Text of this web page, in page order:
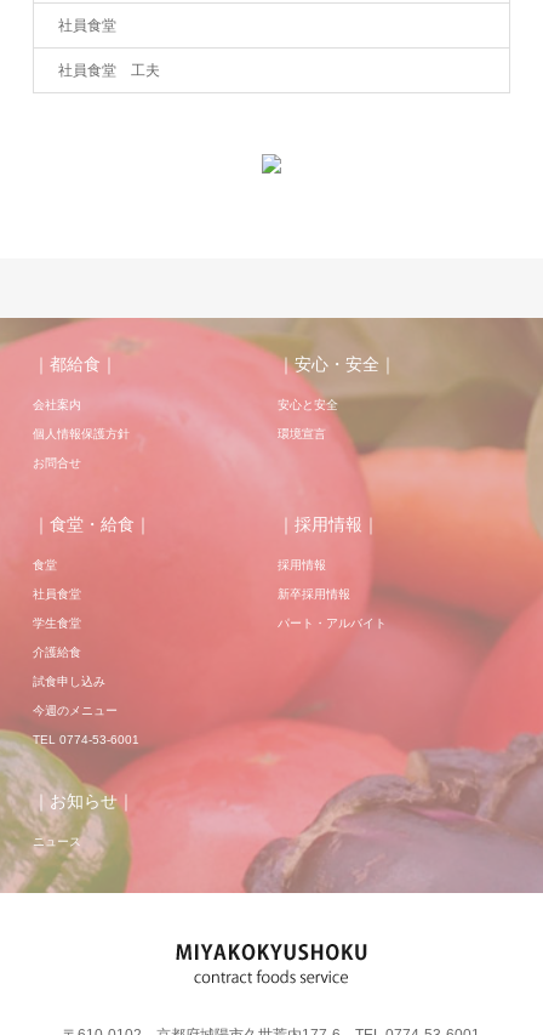
社員食堂
社員食堂 工夫
｜都給食｜
会社案内
個人情報保護方針
お問合せ
｜安心・安全｜
安心と安全
環境宣言
｜食堂・給食｜
食堂
社員食堂
学生食堂
介護給食
試食申し込み
今週のメニュー
TEL 0774-53-6001
｜採用情報｜
採用情報
新卒採用情報
パート・アルバイト
｜お知らせ｜
ニュース